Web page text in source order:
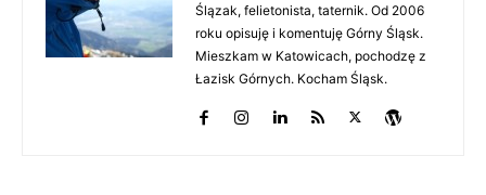
Ślązak, felietonista, taternik. Od 2006
roku opisuję i komentuję Górny Śląsk.
Mieszkam w Katowicach, pochodzę z
Łazisk Górnych. Kocham Śląsk.